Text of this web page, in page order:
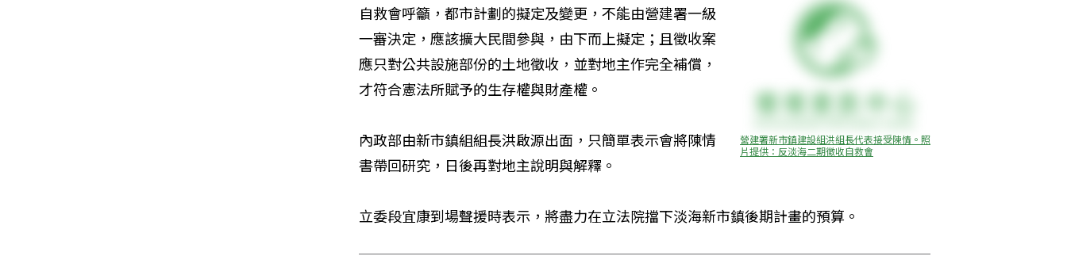
營建署新市鎮建設組洪組長代表接受陳情。照
片提供：反淡海二期徵收自救會
自救會呼籲，都市計劃的擬定及變更，不能由營建署一級
一審決定，應該擴大民間參與，由下而上擬定；且徵收案
應只對公共設施部份的土地徵收，並對地主作完全補償，
才符合憲法所賦予的生存權與財產權。
內政部由新市鎮組組長洪啟源出面，只簡單表示會將陳情
書帶回研究，日後再對地主說明與解釋。
立委段宜康到場聲援時表示，將盡力在立法院擋下淡海新市鎮後期計畫的預算。